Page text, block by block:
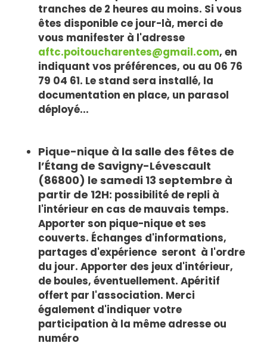
tranches de 2 heures au moins. Si vous
êtes disponible ce jour-là, merci de
vous manifester à l'adresse
aftc.poitoucharentes@gmail.com, en
indiquant vos préférences, ou au 06 76
79 04 61. Le stand sera installé, la
documentation en place, un parasol
déployé...
Pique-nique à la salle des fêtes de
l’Étang de Savigny-Lévescault
(86800) le samedi 13 septembre à
partir de 12H: possibilité de repli à
l'intérieur en cas de mauvais temps.
Apporter son pique-nique et ses
couverts. Échanges d'informations,
partages d'expérience seront à l'ordre
du jour. Apporter des jeux d'intérieur,
de boules, éventuellement. Apéritif
offert par l'association. Merci
également d'indiquer votre
participation à la même adresse ou
numéro